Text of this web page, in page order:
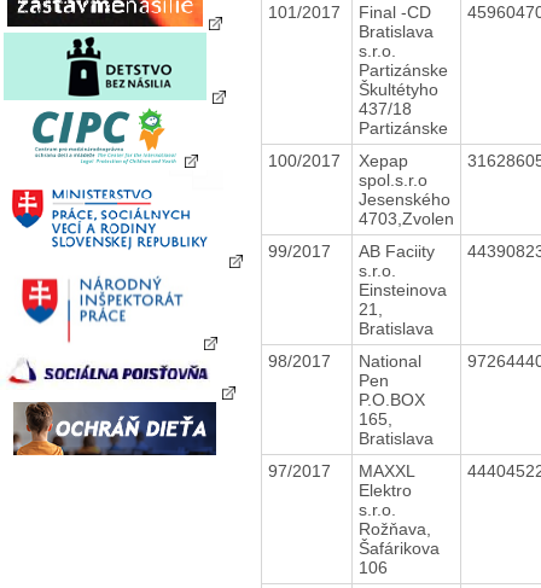
101/2017
Final -CD
Bratislava
s.r.o.
Partizánske
Škultétyho
437/18
Partizánske
100/2017
Xepap
spol.s.r.o
Jesenského
4703,Zvolen
99/2017
AB Faciity
s.r.o.
Einsteinova
21,
Bratislava
98/2017
National
Pen
P.O.BOX
165,
Bratislava
97/2017
MAXXL
Elektro
s.r.o.
Rožňava,
Šafárikova
106